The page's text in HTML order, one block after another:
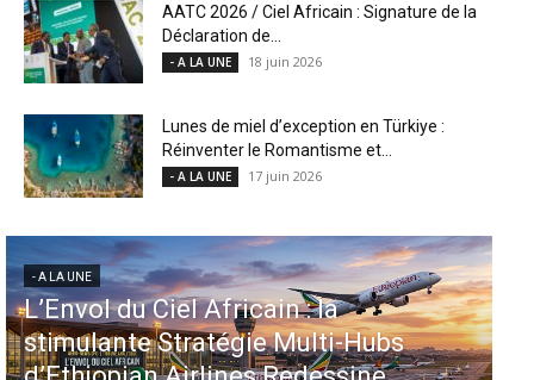
AATC 2026 / Ciel Africain : Signature de la
Déclaration de...
- A LA UNE 18 juin 2026
Lunes de miel d’exception en Türkiye :
Réinventer le Romantisme et...
- A LA UNE 17 juin 2026
- A LA
- A LA UNE
du Ciel Africain : la
Stratégie Multi-Hubs